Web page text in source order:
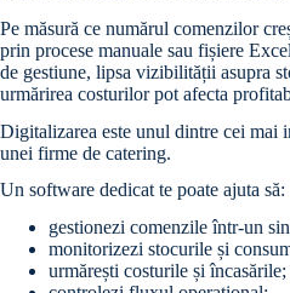
Pe măsură ce numărul comenzilor
prin procese manuale sau fișiere
de gestiune, lipsa vizibilității asupra
urmărirea costurilor pot afecta
Digitalizarea este unul dintre cei mai
unei firme de catering.
Un software dedicat te poate ajuta să:
gestionezi comenzile într-un
monitorizezi stocurile și
urmărești costurile și încasările;